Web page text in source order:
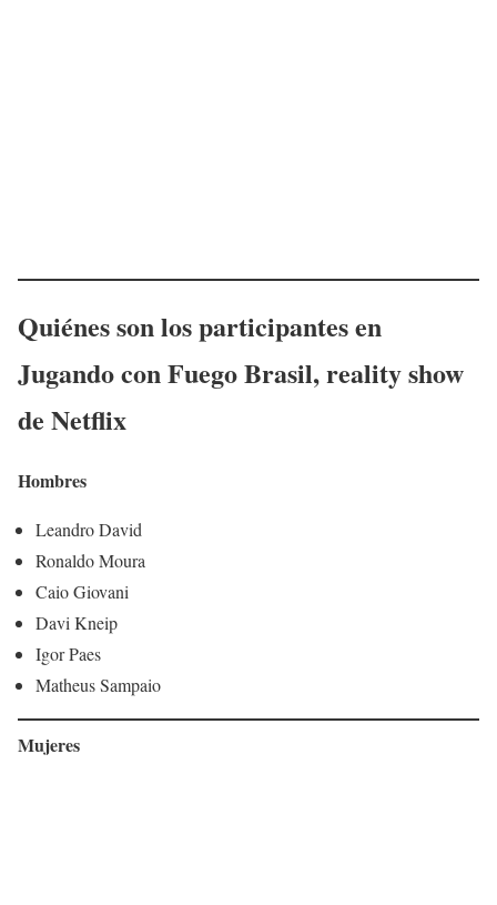
Quiénes son los participantes en
Jugando con Fuego Brasil, reality show
de Netflix
Hombres
Leandro David
Ronaldo Moura
Caio Giovani
Davi Kneip
Igor Paes
Matheus Sampaio
Mujeres